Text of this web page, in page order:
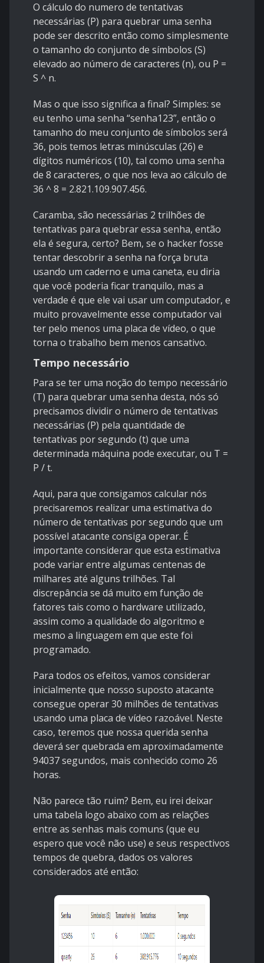
O cálculo do numero de tentativas
necessárias (P) para quebrar uma senha
pode ser descrito então como simplesmente
o tamanho do conjunto de símbolos (S)
elevado ao número de caracteres (n), ou P =
S ^ n.
Mas o que isso significa a final? Simples: se
eu tenho uma senha “senha123”, então o
tamanho do meu conjunto de símbolos será
36, pois temos letras minúsculas (26) e
dígitos numéricos (10), tal como uma senha
de 8 caracteres, o que nos leva ao cálculo de
36 ^ 8 = 2.821.109.907.456.
Caramba, são necessárias 2 trilhões de
tentativas para quebrar essa senha, então
ela é segura, certo? Bem, se o hacker fosse
tentar descobrir a senha na força bruta
usando um caderno e uma caneta, eu diria
que você poderia ficar tranquilo, mas a
verdade é que ele vai usar um computador, e
muito provavelmente esse computador vai
ter pelo menos uma placa de vídeo, o que
torna o trabalho bem menos cansativo.
Tempo necessário
Para se ter uma noção do tempo necessário
(T) para quebrar uma senha desta, nós só
precisamos dividir o número de tentativas
necessárias (P) pela quantidade de
tentativas por segundo (t) que uma
determinada máquina pode executar, ou T =
P / t.
Aqui, para que consigamos calcular nós
precisaremos realizar uma estimativa do
número de tentativas por segundo que um
possível atacante consiga operar. É
importante considerar que esta estimativa
pode variar entre algumas centenas de
milhares até alguns trilhões. Tal
discrepância se dá muito em função de
fatores tais como o hardware utilizado,
assim como a qualidade do algoritmo e
mesmo a linguagem em que este foi
programado.
Para todos os efeitos, vamos considerar
inicialmente que nosso suposto atacante
consegue operar 30 milhões de tentativas
usando uma placa de vídeo razoável. Neste
caso, teremos que nossa querida senha
deverá ser quebrada em aproximadamente
94037 segundos, mais conhecido como 26
horas.
Não parece tão ruim? Bem, eu irei deixar
uma tabela logo abaixo com as relações
entre as senhas mais comuns (que eu
espero que você não use) e seus respectivos
tempos de quebra, dados os valores
considerados até então: